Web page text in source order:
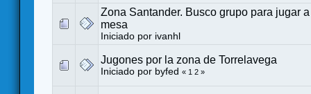
Zona Santander. Busco grupo para jugar
mesa
Iniciado por ivanhl
Jugones por la zona de Torrelavega
Iniciado por byfed « 1 2 »